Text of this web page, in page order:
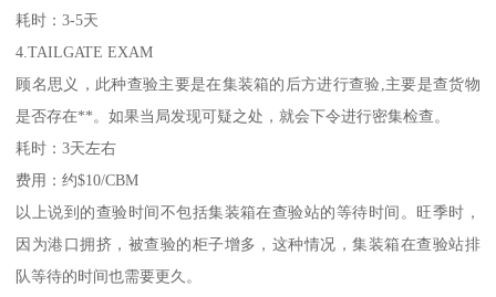
耗时：3-5天
4.TAILGATE EXAM
顾名思义，此种查验主要是在集装箱的后方进行查验,主要是查货物
是否存在**。如果当局发现可疑之处，就会下令进行密集检查。
耗时：3天左右
费用：约$10/CBM
以上说到的查验时间不包括集装箱在查验站的等待时间。旺季时，
因为港口拥挤，被查验的柜子增多，这种情况，集装箱在查验站排
队等待的时间也需要更久。